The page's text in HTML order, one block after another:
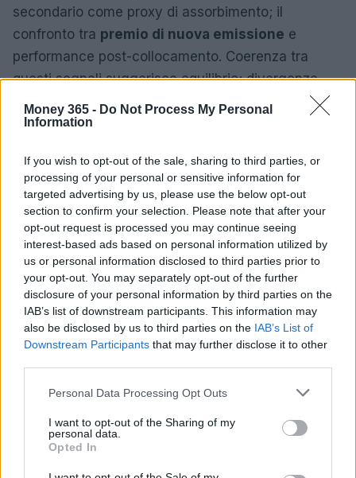
Money 365 - Do Not Process My Personal
Information
If you wish to opt-out of the sale, sharing to third parties, or
processing of your personal or sensitive information for
targeted advertising by us, please use the below opt-out
section to confirm your selection. Please note that after your
opt-out request is processed you may continue seeing
interest-based ads based on personal information utilized by
us or personal information disclosed to third parties prior to
your opt-out. You may separately opt-out of the further
disclosure of your personal information by third parties on the
IAB’s list of downstream participants. This information may
also be disclosed by us to third parties on the IAB’s List of
Downstream Participants that may further disclose it to other
Please note that this website/app uses one or more Google
not limited to your visit or usage behaviour. You may click to
grant or deny consent to Google and its third-party tags to
use your data for below specified purposes in below Google
consent section.
Personal Data Processing Opt Outs
I want to opt-out of the Sharing of my
personal data.
Opted In
secondario come proxy di assorbimento; il
confronto tra premio di nuova emissione e
performance post-collocamento. Coerenza tra
questi segnali suggerisce equilibrio; divergenze
indicano opportunità o rischi latenti.
5-10 anni
Volumi sul secondario rispetto ai giorni post-
primario
Comportamento deicredit default swaprispetto
ai cash bond
Flussi su fondi indicizzati confrontati con
emissioni in arrivo
Eccezioni, strutture e casi tipici
Non tutte le maxi-emissioni producono lo stesso
effetto. Emittenti conrating elevatospesso
ottengono curve più regolari e minor premio,
high yieldrichiedono compensi più visibili. La
presenza di tranche a